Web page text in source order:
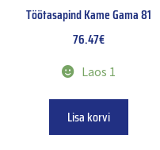
Töötasapind Kame Gama 81
76.47€
Laos 1
Lisa korvi